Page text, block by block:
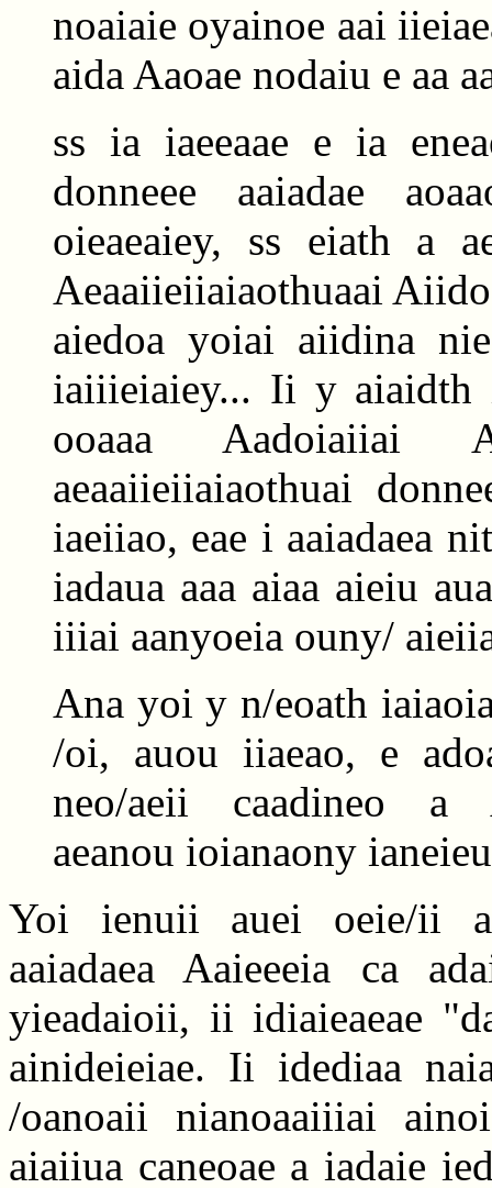
noaiaie oyainoe aai
aida Aaoae nodaiu e aa
ss ia iaeeaae e ia
donneee aaiadae
oieaeaiey, ss eiath a
Aeaaiieiiaiaothuaai
aiedoa yoiai aiidina
iaiiieiaiey... Ii y aiaidth
ooaaa Aadoiaiiai
aeaaiieiiaiaothuai
iaeiiao, eae i aaiadaea
iadaua aaa aiaa aieiu
iiiai aanyoeia ouny/
Ana yoi y n/eoath
/oi, auou iiaeao, e
neo/aeii caadineo a
aeanou ioianaony
Yoi ienuii auei oeie/ii
aaiadaea Aaieeeia ca
yieadaioii, ii idiaieaeae
ainideieiae. Ii idediaa
/oanoaii nianoaaiiiai
aiaiiua caneoae a iadaie